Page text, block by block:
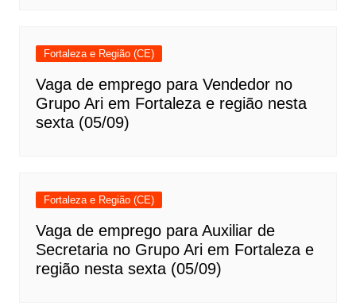
Fortaleza e Região (CE)
Vaga de emprego para Vendedor no
Grupo Ari em Fortaleza e região nesta
sexta (05/09)
Fortaleza e Região (CE)
Vaga de emprego para Auxiliar de
Secretaria no Grupo Ari em Fortaleza e
região nesta sexta (05/09)